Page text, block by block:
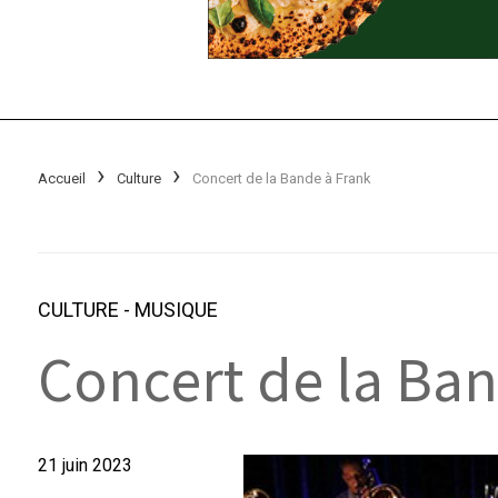
Accueil Culture Concert de la Bande à Frank
CULTURE - MUSIQUE
Concert de la
21 juin 2023